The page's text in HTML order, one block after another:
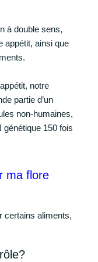
à double sens,
appétit, ainsi que
notre
partie d’un
non-humaines,
génétique 150 fois
ma flore
certains aliments,